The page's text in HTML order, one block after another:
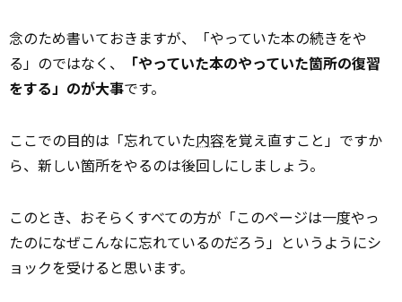
念のため書いておきますが、「やっていた本の続きをや
る」のではなく、
「やっていた本のやっていた箇所の復習
をする」のが大事です。
ここでの目的は「忘れていた内容を覚え直すこと」ですか
ら、新しい箇所をやるのは後回しにしましょう。
このとき、おそらくすべての方が「このページは一度やっ
たのになぜこんなに忘れているのだろう」というようにシ
ョックを受けると思います。